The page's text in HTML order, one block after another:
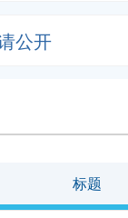
公开
标题